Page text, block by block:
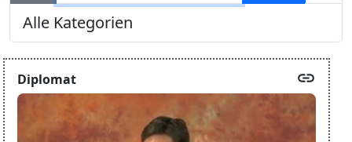
Diplomat link